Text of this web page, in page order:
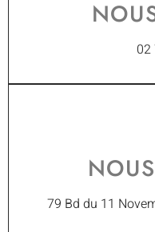
02
79 Bd du 11